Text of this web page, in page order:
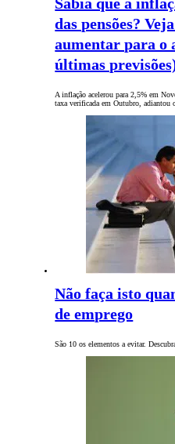
das pensões?
aumentar para o
últimas
A inflação acelerou para 2,5% em
taxa verificada em Outubro,
Não faça isto
de emprego
São 10 os elementos a evitar.